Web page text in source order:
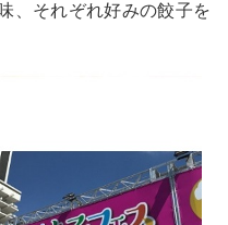
、それぞれ好みの餃子を